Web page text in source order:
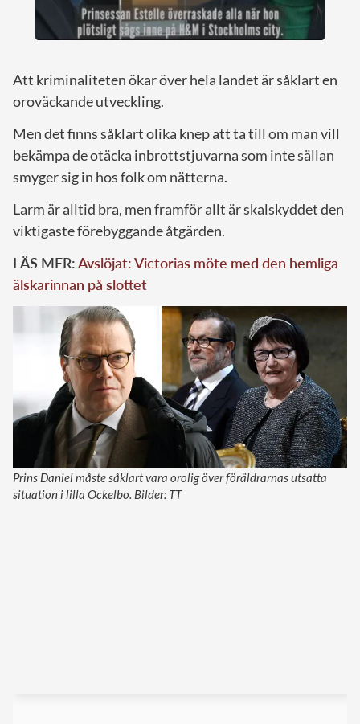
Att kriminaliteten ökar över hela landet är såklart en
oroväckande utveckling.
Men det finns såklart olika knep att ta till om man vill
bekämpa de otäcka inbrottstjuvarna som inte sällan
smyger sig in hos folk om nätterna.
Larm är alltid bra, men framför allt är skalskyddet den
viktigaste förebyggande åtgärden.
LÄS MER:Avslöjat: Victorias möte med den hemliga
älskarinnan på slottet
Prins Daniel måste såklart vara orolig över föräldrarnas utsatta
situation i lilla Ockelbo. Bilder: TT